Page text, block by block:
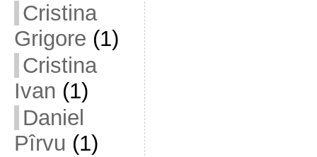
Cristina
Grigore (1)
Cristina
Ivan (1)
Daniel
Pîrvu (1)